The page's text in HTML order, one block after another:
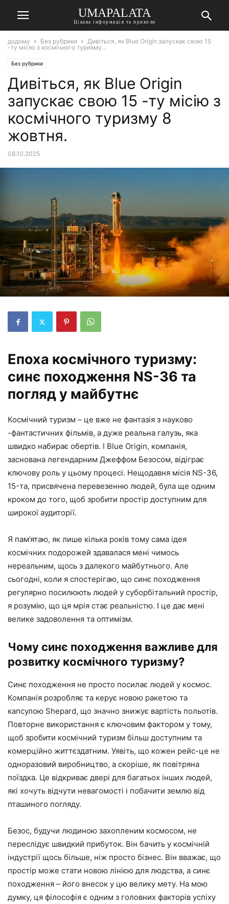
UMAPALATA
Цікава інформація та приколи
додому Без рубрики
Дивіться, як Blue Origin запускає свою 15
-ту місію з космічного туризму...
Без рубрики
Дивіться, як Blue Origin
запускає свою 15 -ту місію з
космічного туризму 8
жовтня.
08.10.2025
Епоха космічного туризму:
синє походження NS-36 та
погляд у майбутнє
Космічний туризм – це вже не фантазія з науково
-фантастичних фільмів, а дуже реальна галузь, яка
швидко набирає обертів. І Blue Origin, компанія,
заснована легендарним Джеффом Безосом, відіграє
ключову роль у цьому процесі. Нещодавня місія NS-36,
15-та, присвячена перевезенню людей, була ще одним
кроком до того, щоб зробити простір доступним для
широкої аудиторії.
Я пам’ятаю, як лише кілька років тому сама ідея
космічних подорожей здавалася мені чимось
нереальним, щось з далекого майбутнього. Але
сьогодні, коли я спостерігаю, що синє походження
регулярно посилюють людей у ​​суборбітальний простір,
я розумію, що ця мрія стає реальністю. І це дає мені
велике задоволення та оптимізм.
Чому синє походження важливе для
розвитку космічного туризму?
Синє походження не просто посилає людей у ​​космос.
Компанія розробляє та керує новою ракетою та
капсулою Shepard, що значно знижує вартість польотів.
Повторне використання є ключовим фактором у тому,
щоб зробити космічний туризм більш доступним та
комерційно життєздатним. Уявіть, що кожен рейс-це не
одноразовий виробництво, а скоріше, як повітряна
поїздка. Це відкриває двері для багатьох інших людей,
які хочуть відчути невагомості і побачити землю від
пташиного погляду.
Безос, будучи людиною захопленим космосом, не
переслідує швидкий прибуток. Він бачить у космічній
індустрії щось більше, ніж просто бізнес. Він вважає, що
простір може стати новою лінією для людства, а синє
походження – його внесок у цю велику мету. На мою
думку, ця філософія є одним з головних факторів успіху